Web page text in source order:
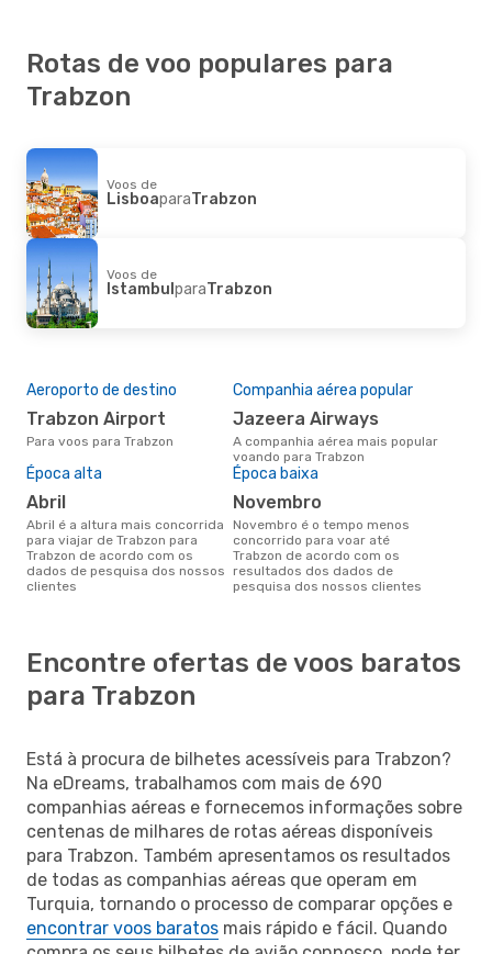
Rotas de voo populares para
Trabzon
Voos de
LisboaparaTrabzon
Voos de
IstambulparaTrabzon
Aeroporto de destino
Trabzon Airport
Para voos para Trabzon
Companhia aérea popular
Jazeera Airways
A companhia aérea mais popular
voando para Trabzon
Época alta
abril
abril é a altura mais concorrida
para viajar de Trabzon para
Trabzon de acordo com os
dados de pesquisa dos nossos
clientes
Época baixa
novembro
novembro é o tempo menos
concorrido para voar até
Trabzon de acordo com os
resultados dos dados de
pesquisa dos nossos clientes
Encontre ofertas de voos baratos
para Trabzon
Está à procura de bilhetes acessíveis para Trabzon?
Na eDreams, trabalhamos com mais de 690
companhias aéreas e fornecemos informações sobre
centenas de milhares de rotas aéreas disponíveis
para Trabzon. Também apresentamos os resultados
de todas as companhias aéreas que operam em
Turquia, tornando o processo de comparar opções e
encontrar voos baratos mais rápido e fácil. Quando